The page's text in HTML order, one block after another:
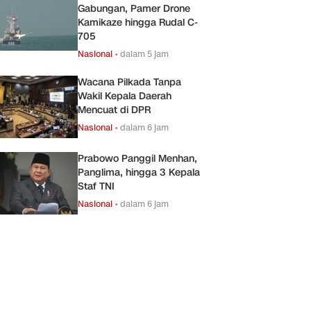
Gabungan, Pamer Drone
Kamikaze hingga Rudal C-
705
Nasional •dalam 5 jam
Wacana Pilkada Tanpa
Wakil Kepala Daerah
Mencuat di DPR
Nasional •dalam 6 jam
Prabowo Panggil Menhan,
Panglima, hingga 3 Kepala
Staf TNI
Nasional •dalam 6 jam